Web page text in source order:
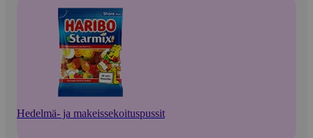
Hedelmä- ja makeissekoituspussit